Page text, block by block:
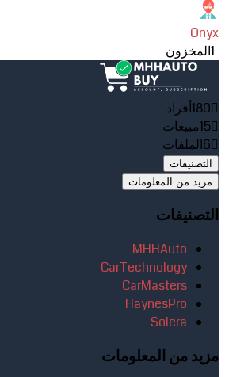
Onyx
1المخزون
180أفراد
15مبيعات
6الملفات
التصنيفات
مزيد من المعلومات
التصنيفات
MHHAuto
CarTechnology
CarMasters
HaynesPro
Solera
مزيد من المعلومات